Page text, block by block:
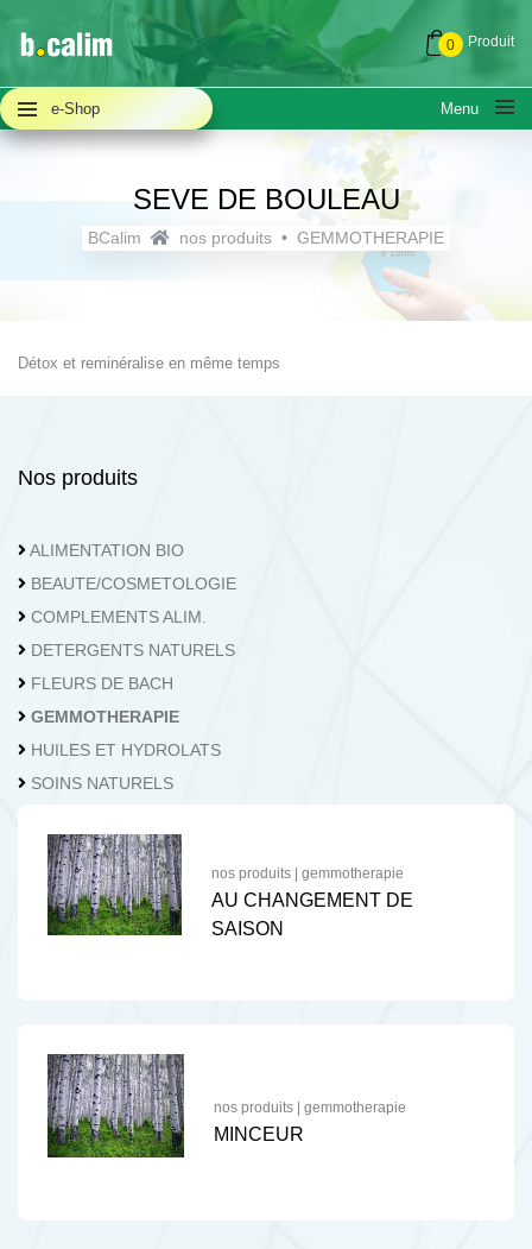
0 Produit
e-Shop Menu
QUESTIONS FRÉQUENTES (FAQ)
NOUS CONTACTER
04.362.73.62
SEVE DE BOULEAU
BCalim nos produits GEMMOTHERAPIE
Détox et reminéralise en même temps
Nos produits
ALIMENTATION BIO
BEAUTE/COSMETOLOGIE
COMPLEMENTS ALIM.
DETERGENTS NATURELS
FLEURS DE BACH
GEMMOTHERAPIE
HUILES ET HYDROLATS
SOINS NATURELS
nos produits| gemmotherapie
AU CHANGEMENT DE
SAISON
nos produits | gemmotherapie
MINCEUR